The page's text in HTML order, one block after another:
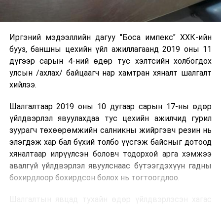
Иргэний мэдээллийн дагуу "Боса импекс" ХХК-ийн
бууз, баншны цехийн үйл ажиллагаанд 2019 оны 11
дүгээр сарын 4-ний өдөр тус хэлтсийн холбогдох
улсын /ахлах/ байцаагч нар хамтран хяналт шалгалт
хийлээ.
Шалгалтаар 2019 оны 10 дугаар сарын 17-ны өдөр
үйлдвэрлэл явуулахдаа тус цехийн ажилчид гурил
зуурагч төхөөрөмжийн салникны жийргэвч резин нь
элэгдэж хар бал бүхий толбо үүсгэж байсныг дотоод
хяналтаар илрүүлсэн боловч тодорхой арга хэмжээ
авалгүй үйлдвэрлэл явуулснаас бүтээгдэхүүн гадны
бохирдлоор бохирдсон болох нь тогтоогдлоо.